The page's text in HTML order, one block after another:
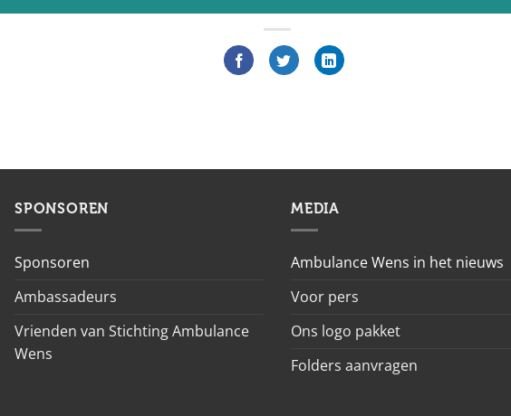
SPONSOREN
Sponsoren
Ambassadeurs
Vrienden van Stichting Ambulance
Wens
MEDIA
Ambulance Wens in het nieuws
Voor pers
Ons logo pakket
Folders aanvragen